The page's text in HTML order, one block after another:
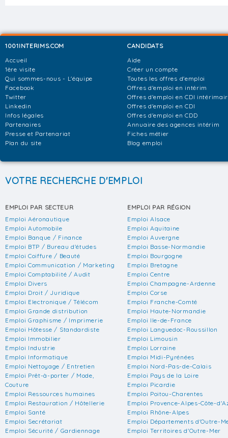
1001INTERIMS.COM
Accueil
1ère visite
Qui sommes-nous - L'équipe
Facebook
Twitter
Linkedin
Infos légales
Partenaires
Presse et Partenariat
Plan du site
CANDIDATS
Aide
Créer un compte
Toutes les offres d'emploi
Offres d'emploi en intérim
Offres d'emploi en CDI
Offres d'emploi en CDI
Offres d'emploi en CDD
Annuaire des agences intérim
Fiches métier
Blog emploi
VOTRE RECHERCHE D'EMPLOI
EMPLOI PAR SECTEUR
Emploi Aéronautique
Emploi Automobile
Emploi Banque / Finance
Emploi BTP / Bureau d'études
Emploi Coiffure / Beauté
Emploi Communication / Marketing
Emploi Comptabilité / Audit
Emploi Divers
Emploi Droit / Juridique
Emploi Electronique / Télécom
Emploi Grande distribution
Emploi Graphisme / Imprimerie
Emploi Hôtesse / Standardiste
Emploi Immobilier
Emploi Industrie
Emploi Informatique
Emploi Nettoyage / Entretien
Emploi Prêt-à-porter / Mode,
Couture
Emploi Ressources humaines
Emploi Restauration / Hôtellerie
Emploi Santé
Emploi Secrétariat
Emploi Sécurité / Gardiennage
EMPLOI PAR RÉGION
Emploi Alsace
Emploi Aquitaine
Emploi Auvergne
Emploi Basse-Normandie
Emploi Bourgogne
Emploi Bretagne
Emploi Centre
Emploi Champagne-Ardenne
Emploi Corse
Emploi Franche-Comté
Emploi Haute-Normandie
Emploi Ile-de-France
Emploi Languedoc-Roussillon
Emploi Limousin
Emploi Lorraine
Emploi Midi-Pyrénées
Emploi Nord-Pas-de-Calais
Emploi Pays de la Loire
Emploi Picardie
Emploi Poitou-Charentes
Emploi Provence-Alpes-Côte-
Emploi Rhône-Alpes
Emploi Départements d'Outre-
Emploi Territoires d'Outre-Mer